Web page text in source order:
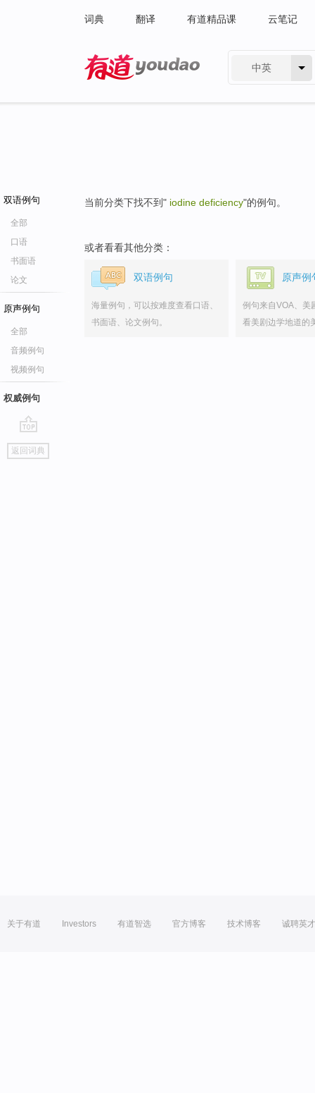
词典 翻译 有道精品课 云笔记
中英
双语例句
全部
口语
书面语
论文
原声例句
全部
音频例句
视频例句
权威例句
go
top
返回词典
当前分类下找不到" iodine deficiency"的例句。
或者看看其他分类：
双语例句
海量例句，可以按难度查看口语、
书面语、论文例句。
原声例
例句来自VOA、美
看美剧边学地道的
关于有道 Investors 有道智选 官方博客 技术博客 诚聘英才